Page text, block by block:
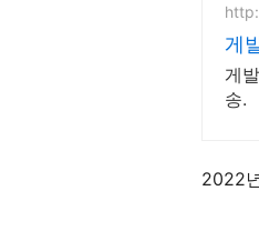
게
게
송.
2022